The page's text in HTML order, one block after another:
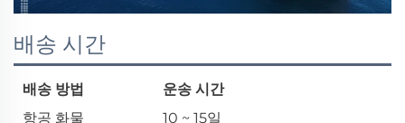
배송 시간
배송 방법
운송 시간
항공 화물
10 ~ 15일